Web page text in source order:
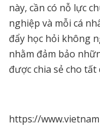
này, cần có nỗ lực
nghiệp và mỗi cá
đẩy học hỏi không
nhằm đảm bảo
được chia sẻ cho tất
https://